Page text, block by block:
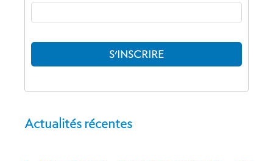
Actualités récentes